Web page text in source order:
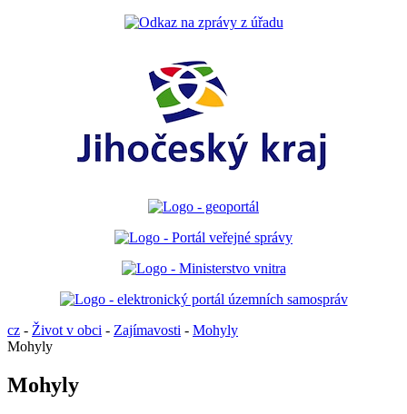
cz - Život v obci - Zajímavosti - Mohyly
Mohyly
Mohyly